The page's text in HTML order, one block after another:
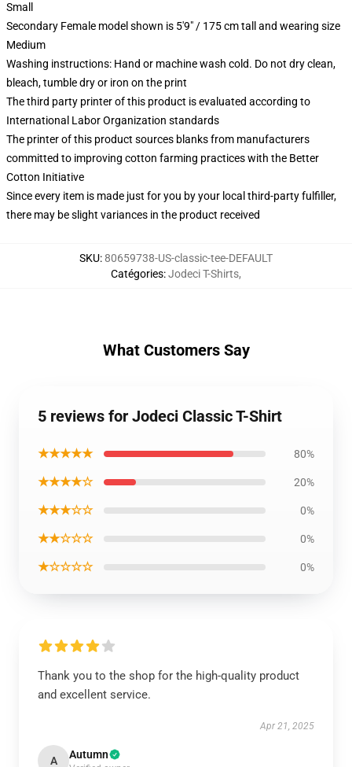
Small
Secondary Female model shown is 5'9" / 175 cm tall and wearing size
Medium
Washing instructions: Hand or machine wash cold. Do not dry clean,
bleach, tumble dry or iron on the print
The third party printer of this product is evaluated according to
International Labor Organization standards
The printer of this product sources blanks from manufacturers
committed to improving cotton farming practices with the Better
Cotton Initiative
Since every item is made just for you by your local third-party fulfiller,
there may be slight variances in the product received
SKU:80659738-US-classic-tee-DEFAULT
Catégories:Jodeci T-Shirts,
What Customers Say
5 reviews for Jodeci Classic T-Shirt
★★★★★ 80%
★★★★☆ 20%
★★★☆☆ 0%
★★☆☆☆ 0%
★☆☆☆☆ 0%
Thank you to the shop for the high-quality product
and excellent service.
Apr 21, 2025
A Autumn